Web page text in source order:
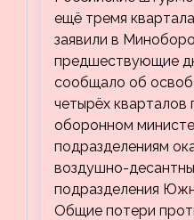
ещё тремя
заявили в
предшествующие
сообщало об
четырёх кварталов
оборонном
подразделениям
воздушно-
подразделения
Общие потери